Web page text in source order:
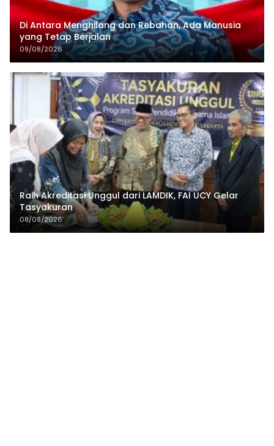
Di Antara Menghilang dan Rebahan, Ada Manusia
yang Tetap Berjalan
09/08/2026
Raih Akreditasi Unggul dari LAMDIK, FAI UCY Gelar
Tasyakuran
08/08/2026